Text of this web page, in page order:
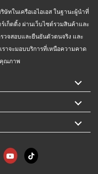
ทในเครือเอไอเอส ในฐานะผู้นำที่
ก็ตติ้ง ผ่านเว็บไซต์รวมสินค้าและ
วจสอบและยืนยันตัวตนจริง และ
าจะมอบบริการที่เหนือความคาด
ณภาพ